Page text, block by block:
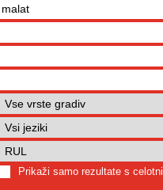
Prikaži samo rezultate s